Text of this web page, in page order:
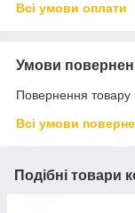
Всі умови оплати
Умови
Повернення товару
Всі умови
Подібні товари